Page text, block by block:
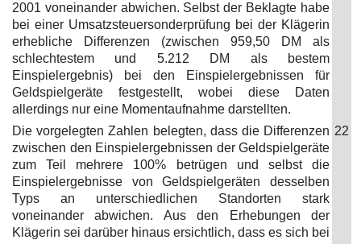
2001 voneinander abwichen. Selbst der Beklagte habe
bei einer Umsatzsteuersonderprüfung bei der Klägerin
erhebliche Differenzen (zwischen 959,50 DM als
schlechtestem und 5.212 DM als bestem
Einspielergebnis) bei den Einspielergebnissen für
Geldspielgeräte festgestellt, wobei diese Daten
allerdings nur eine Momentaufnahme darstellten.
Die vorgelegten Zahlen belegten, dass die Differenzen
zwischen den Einspielergebnissen der Geldspielgeräte
zum Teil mehrere 100% betrügen und selbst die
Einspielergebnisse von Geldspielgeräten desselben
Typs an unterschiedlichen Standorten stark
voneinander abwichen. Aus den Erhebungen der
Klägerin sei darüber hinaus ersichtlich, dass es sich bei
22